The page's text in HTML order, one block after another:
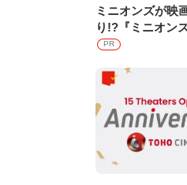
ミニオンズが映
り!?『ミニオン
PR